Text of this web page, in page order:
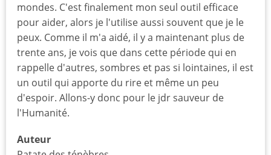
mondes. C'est finalement mon seul outil efficace
pour aider, alors je l'utilise aussi souvent que je le
peux. Comme il m'a aidé, il y a maintenant plus de
trente ans, je vois que dans cette période qui en
rappelle d'autres, sombres et pas si lointaines, il est
un outil qui apporte du rire et même un peu
d'espoir. Allons-y donc pour le jdr sauveur de
l'Humanité.
Auteur